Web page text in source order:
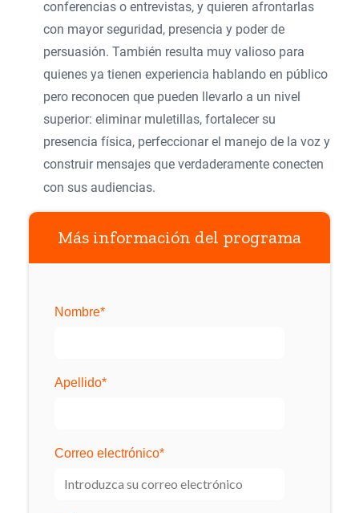
conferencias o entrevistas, y quieren afrontarlas
con mayor seguridad, presencia y poder de
persuasión. También resulta muy valioso para
quienes ya tienen experiencia hablando en público
pero reconocen que pueden llevarlo a un nivel
superior: eliminar muletillas, fortalecer su
presencia física, perfeccionar el manejo de la voz y
construir mensajes que verdaderamente conecten
con sus audiencias.
Más información del programa
Nombre*
Apellido*
Correo electrónico*